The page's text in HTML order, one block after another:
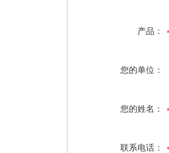
产品：
您的单位：
您的姓名：
联系电话：